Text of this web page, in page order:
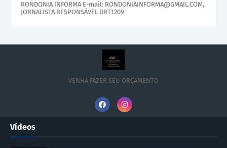
RONDONIA INFORMA E-mail: RONDONIAINFORMA@GMAIL.COM,
JORNALISTA RESPONSÁVEL DRT1209
VENHA FAZER SEU ORÇAMENTO
Vídeos